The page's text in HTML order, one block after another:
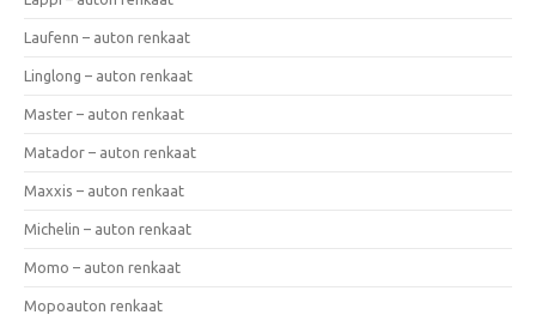
Laufenn – auton renkaat
Linglong – auton renkaat
Master – auton renkaat
Matador – auton renkaat
Maxxis – auton renkaat
Michelin – auton renkaat
Momo – auton renkaat
Mopoauton renkaat